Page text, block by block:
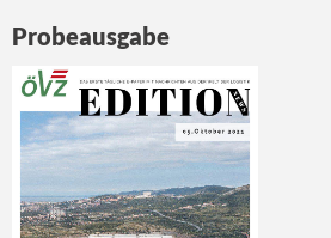
Probeausgabe